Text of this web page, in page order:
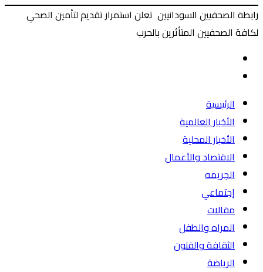
رابطة الصحفيين السودانيين تعلن استمرار تقديم لتأمين الصحي
لكافة الصحفيين المتأثرين بالحرب
الرئيسية
الأخبار العالمية
الأخبار المحلية
الاقتصاد والأعمال
الجريمه
إجتماعي
مقالات
المراه والطفل
الثقافة والفنون
الرياضة